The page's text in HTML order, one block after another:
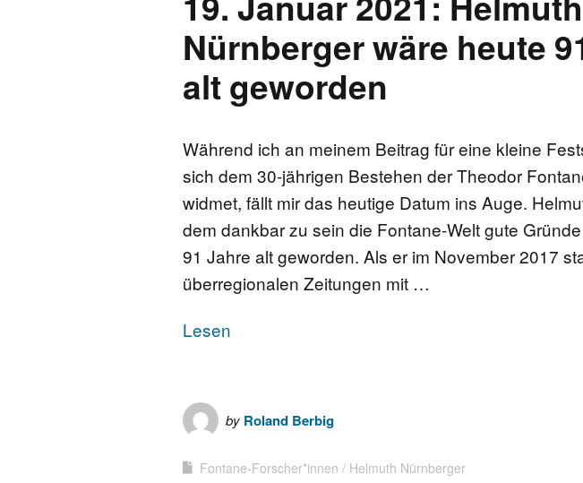
Nürnberger wäre heute
alt geworden
Während ich an meinem Beitrag für eine kleine
sich dem 30-jährigen Bestehen der Theodor
widmet, fällt mir das heutige Datum ins Auge.
dem dankbar zu sein die Fontane-Welt gute
91 Jahre alt geworden. Als er im November 2017
überregionalen Zeitungen mit …
Lesen
by Roland Berbig
Fontane-Forscher*innen Helmuth Nürnberger